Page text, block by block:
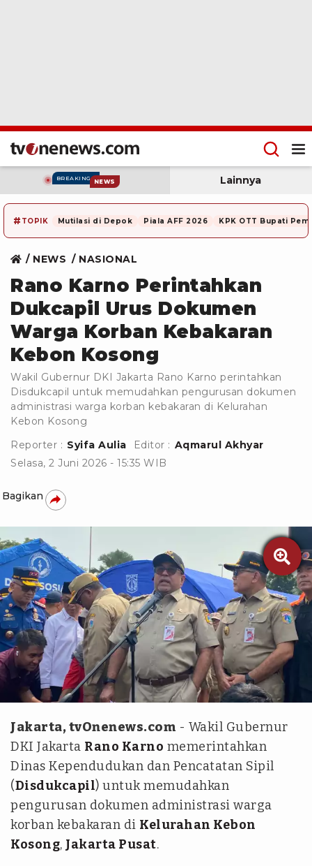
BREAKING NEWS Lainnya
# TOPIK Mutilasi di Depok Piala AFF 2026 KPK OTT Bupati
NEWS NASIONAL
Rano Karno Perintahkan
Dukcapil Urus Dokumen
Warga Korban Kebakaran
Kebon Kosong
Wakil Gubernur DKI Jakarta Rano Karno perintahkan
Disdukcapil untuk memudahkan pengurusan dokumen
administrasi warga korban kebakaran di Kelurahan
Kebon Kosong
Reporter : Syifa Aulia Editor : Aqmarul Akhyar
Selasa, 2 Juni 2026 - 15:35 WIB
Bagikan

tvOnenews - syifa
Jakarta, tvOnenews.com - Wakil Gubernur
DKI Jakarta Rano Karno memerintahkan
Dinas Kependudukan dan Pencatatan Sipil
(Disdukcapil) untuk memudahkan
pengurusan dokumen administrasi warga
korban kebakaran di Kelurahan Kebon
Kosong, Jakarta Pusat.